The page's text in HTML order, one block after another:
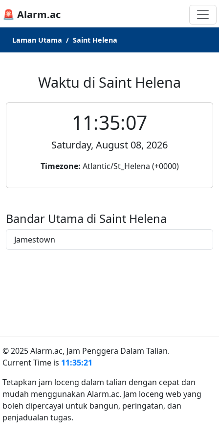
🚨 Alarm.ac
Laman Utama Saint Helena
Waktu di Saint Helena
11:35:07
Saturday, August 08, 2026
Timezone: Atlantic/St_Helena (+0000)
Bandar Utama di Saint Helena
Jamestown
© 2025 Alarm.ac, Jam Penggera Dalam Talian.
Current Time is 11:35:21
Tetapkan jam loceng dalam talian dengan cepat dan
mudah menggunakan Alarm.ac. Jam loceng web yang
boleh dipercayai untuk bangun, peringatan, dan
penjadualan tugas.